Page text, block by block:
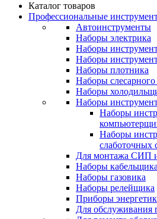
Каталог товаров
Профессиональные
Автоинструменты
Наборы электрика
Наборы
Наборы
Наборы плотника
Наборы
Наборы
Наборы
Наборы
Наборы
слаботочных
Для монтажа СИП
Наборы
Наборы газовика
Наборы релейщика
Приборы
Для обслуживания